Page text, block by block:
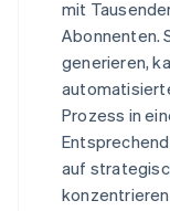
mit
Abonnenten.
generieren,
Prozess in
auf